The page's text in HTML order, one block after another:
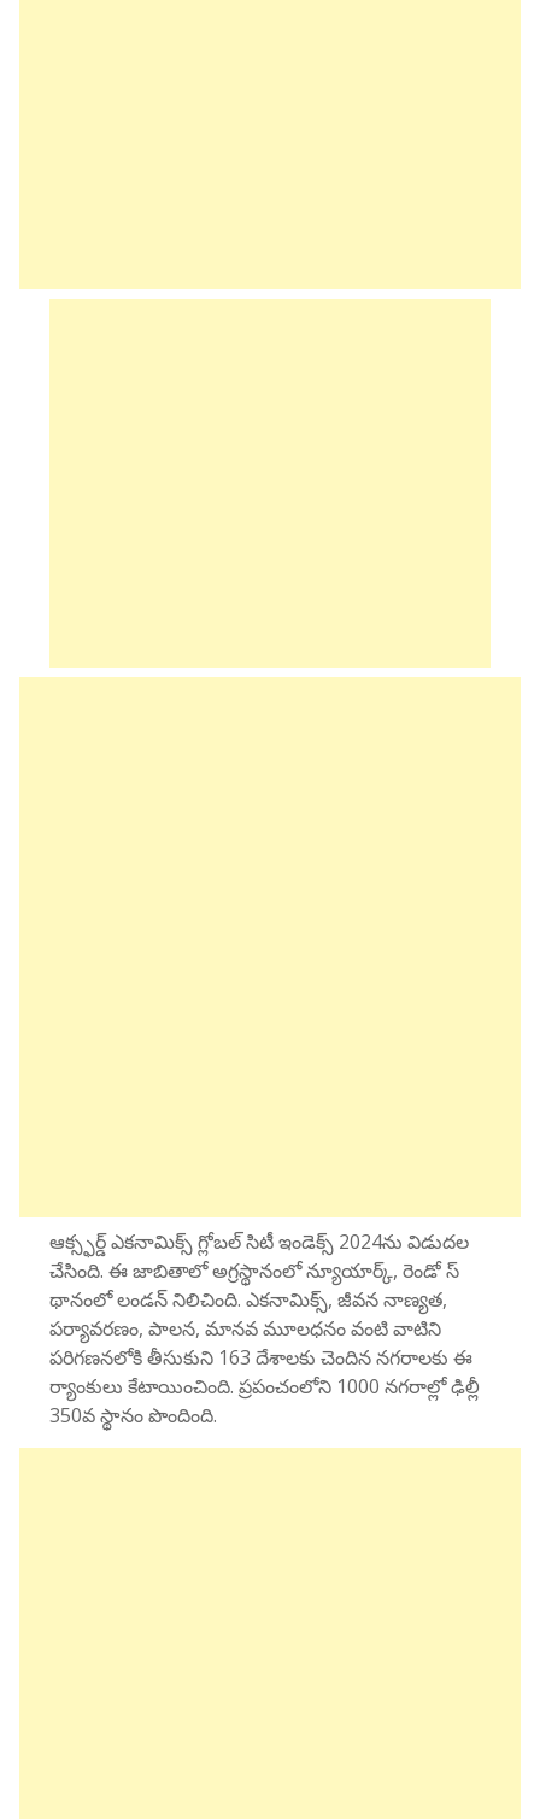
ఆక్స్ఫర్డ్ ఎకనామిక్స్ గ్లోబల్ సిటీ ఇండెక్స్ 2024ను విడుదల
చేసింది. ఈ జాబితాలో అగ్రస్థానంలో న్యూయార్క్, రెండో స్
థానంలో లండన్ నిలిచింది. ఎకనామిక్స్, జీవన నాణ్యత,
పర్యావరణం, పాలన, మానవ మూలధనం వంటి వాటిని
పరిగణనలోకి తీసుకుని 163 దేశాలకు చెందిన నగరాలకు ఈ
ర్యాంకులు కేటాయించింది. ప్రపంచంలోని 1000 నగరాల్లో ఢిల్లీ
350వ స్థానం పొందింది.